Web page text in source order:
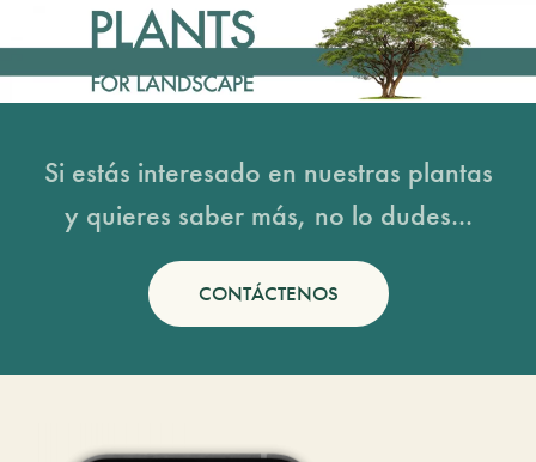
Si estás interesado en nuestras plantas
y quieres saber más, no lo dudes...
CONTÁCTENOS